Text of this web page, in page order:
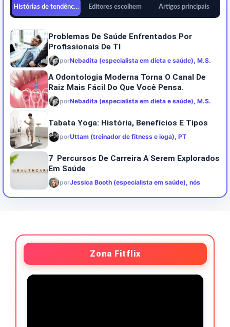
Histórias de tendências Editores escolhem Artigos principais
Problemas De Saúde Enfrentados Por
Profissionais De TI
porNebadita (especialista em dieta e saúde), M.S.
A Odontologia Moderna Torna O Canal De
Raiz Mais Fácil Do Que Você Pensa.
porNebadita (especialista em dieta e saúde), M.S.
Tabata Yoga: História, Benefícios E Tipos
porUttam (treinador de fitness e ioga), PT
7 Percursos De Carreira A Serem Explorados
Em Saúde
porJessica Booth (especialista em saúde), nós
Zona Fitflix